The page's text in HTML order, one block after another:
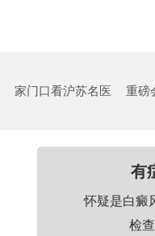
家门口看沪苏名医 重磅
有
怀疑是白癜
检